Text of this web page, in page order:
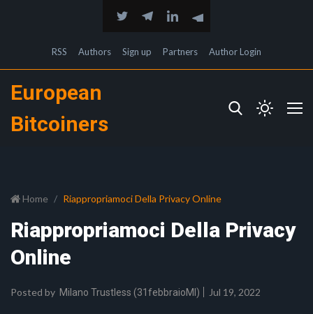
RSS Authors Sign up Partners Author Login
European
Bitcoiners
Home Riappropriamoci Della Privacy Online
Riappropriamoci Della Privacy
Online
Posted by Milano Trustless (31febbraioMI) Jul 19, 2022